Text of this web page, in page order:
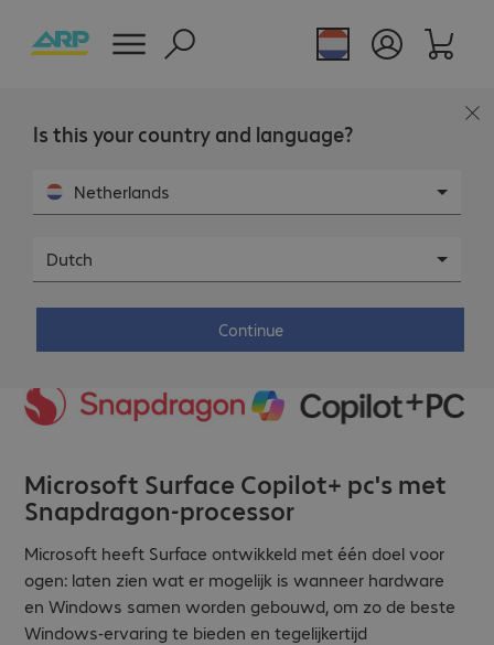
Is this your country and language?
Netherlands
Dutch
Continue
Microsoft Surface Copilot+ pc's met
Snapdragon-processor
Microsoft heeft Surface ontwikkeld met één doel voor
ogen: laten zien wat er mogelijk is wanneer hardware
en Windows samen worden gebouwd, om zo de beste
Windows-ervaring te bieden en tegelijkertijd